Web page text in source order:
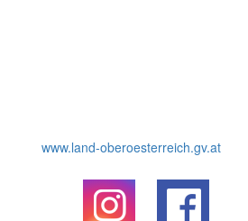
www.land-oberoesterreich.gv.at